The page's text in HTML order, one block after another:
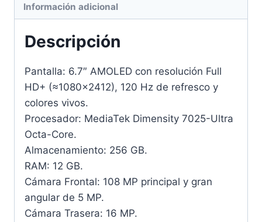
Información adicional
Descripción
Pantalla: 6.7″ AMOLED con resolución Full
HD+ (≈1080×2412), 120 Hz de refresco y
colores vivos.
Procesador: MediaTek Dimensity 7025-Ultra
Octa-Core.
Almacenamiento: 256 GB.
RAM: 12 GB.
Cámara Frontal: 108 MP principal y gran
angular de 5 MP.
Cámara Trasera: 16 MP.